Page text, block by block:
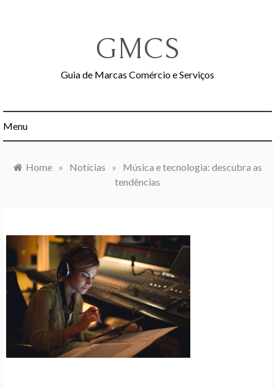
GMCS
Guia de Marcas Comércio e Serviços
Menu
Home » Notícias »
Música e tecnologia: descubra as
tendências